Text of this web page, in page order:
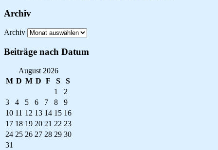
Archiv
Archiv
Beiträge nach Datum
August 2026
M D M D F S
S
1
2
3
4 5 6 7 8
9
10 11 12 13 14 15 16
17 18 19 20 21 22 23
24 25 26 27 28 29 30
31